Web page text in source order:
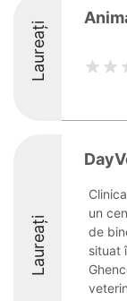
Laureați
Laureați
un
de
situat